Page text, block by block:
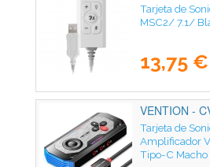
Tarjeta de
MSC2/ 7.1/
13,75 €
VENTION -
Tarjeta de
Amplificador
Tipo-C Macho